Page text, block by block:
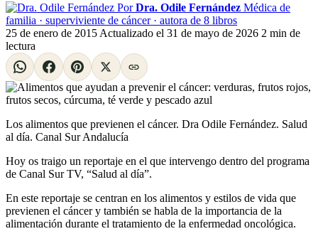
Por Dra. Odile Fernández Médica de
familia · superviviente de cáncer · autora de 8 libros
25 de enero de 2015 Actualizado el 31 de mayo de 2026 2 min de
lectura
Los alimentos que previenen el cáncer. Dra Odile Fernández. Salud
al día. Canal Sur Andalucía
Hoy os traigo un reportaje en el que intervengo dentro del programa
de Canal Sur TV, “Salud al día”.
En este reportaje se centran en los alimentos y estilos de vida que
previenen el cáncer y también se habla de la importancia de la
alimentación durante el tratamiento de la enfermedad oncológica.